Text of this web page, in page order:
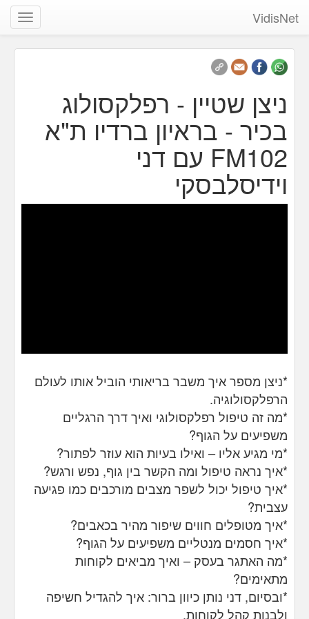
שנה
VidisNet
ניצן שטיין - רפלקסולוג
בכיר - בראיון ברדיו ת"א
FM102 עם דני
וידיסלבסקי
*ניצן מספר איך משבר בריאותי הוביל אותו לעולם
הרפלקסולוגיה.
*מה זה טיפול רפלקסולוגי ואיך דרך הרגליים
משפיעים על הגוף?
*מי מגיע אליו – ואילו בעיות הוא עוזר לפתור?
*איך נראה טיפול ומה הקשר בין גוף, נפש ורגש?
*איך טיפול יכול לשפר מצבים מורכבים כמו פגיעה
עצבית?
*איך מטופלים חווים שיפור מהיר בכאבים?
*איך חסמים מנטליים משפיעים על הגוף?
*מה האתגר בעסק – ואיך מביאים לקוחות
מתאימים?
*ובסיום, דני נותן כיוון ברור: איך להגדיל חשיפה
ולבנות קהל לקוחות.